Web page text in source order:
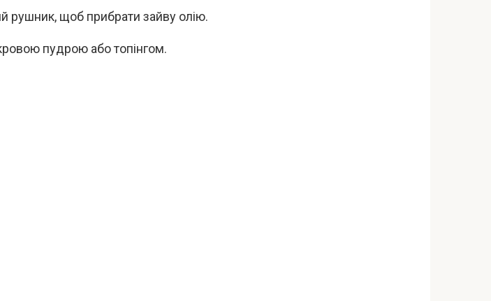
рушник, щоб прибрати зайву олію.
пудрою або топінгом.